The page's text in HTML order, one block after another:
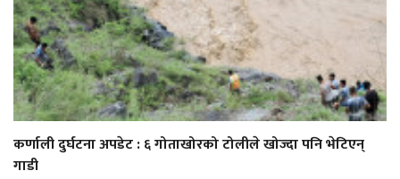
कर्णाली दुर्घटना अपडेट : ६ गोताखोरको टोलीले खोज्दा पनि भेटिएन्
गाडी